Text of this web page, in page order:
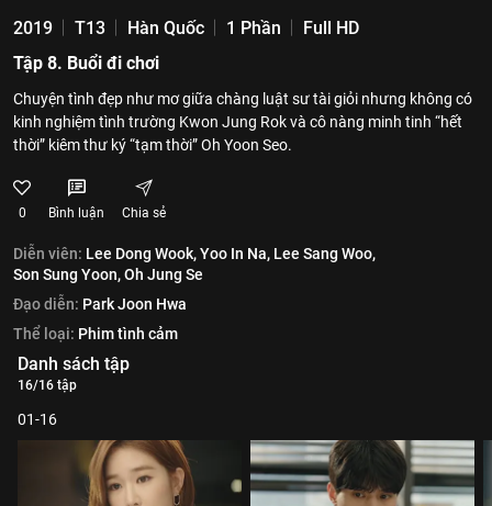
2019 T13 Hàn Quốc 1 Phần
Full HD
Tập 8. Buổi đi chơi
Chuyện tình đẹp như mơ giữa chàng luật sư tài giỏi nhưng không có
kinh nghiệm tình trường Kwon Jung Rok và cô nàng minh tinh “hết
thời” kiêm thư ký “tạm thời” Oh Yoon Seo.
0 Bình luận Chia sẻ
Diễn viên: Lee Dong Wook,Yoo In Na, Lee Sang Woo,
Son Sung Yoon,Oh Jung Se
Đạo diễn: Park Joon Hwa
Thể loại: Phim tình cảm
Danh sách tập
16/16 tập
01-16